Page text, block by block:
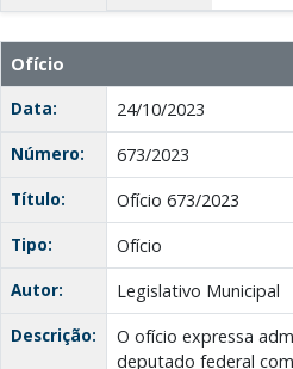
Ofício
Data:
24/10/2023
Número:
673/2023
Título:
Ofício 673/2023
Tipo:
Ofício
Autor:
Legislativo Municipal
Descrição:
O ofício expressa
deputado federal